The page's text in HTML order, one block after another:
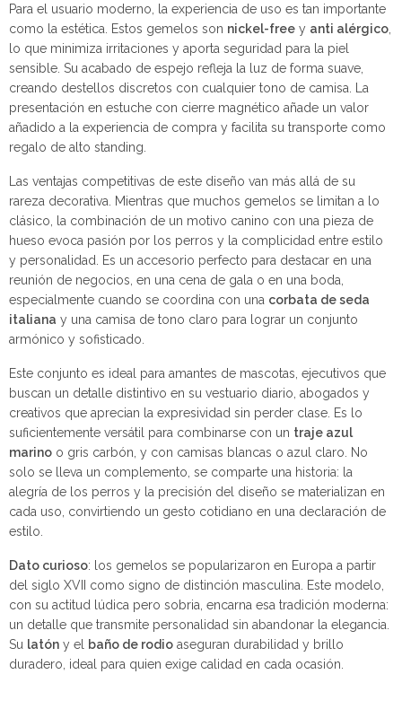
Para el usuario moderno, la experiencia de uso es tan importante
como la estética. Estos gemelos son nickel-free y anti alérgico
lo que minimiza irritaciones y aporta seguridad para la piel
sensible. Su acabado de espejo refleja la luz de forma suave,
creando destellos discretos con cualquier tono de camisa. La
presentación en estuche con cierre magnético añade un valor
añadido a la experiencia de compra y facilita su transporte como
regalo de alto standing.
Las ventajas competitivas de este diseño van más allá de su
rareza decorativa. Mientras que muchos gemelos se limitan a lo
clásico, la combinación de un motivo canino con una pieza de
hueso evoca pasión por los perros y la complicidad entre estilo
y personalidad. Es un accesorio perfecto para destacar en una
reunión de negocios, en una cena de gala o en una boda,
especialmente cuando se coordina con una corbata de seda
italiana y una camisa de tono claro para lograr un conjunto
armónico y sofisticado.
Este conjunto es ideal para amantes de mascotas, ejecutivos que
buscan un detalle distintivo en su vestuario diario, abogados y
creativos que aprecian la expresividad sin perder clase. Es lo
suficientemente versátil para combinarse con un traje azul
marino o gris carbón, y con camisas blancas o azul claro. No
solo se lleva un complemento, se comparte una historia: la
alegría de los perros y la precisión del diseño se materializan en
cada uso, convirtiendo un gesto cotidiano en una declaración de
estilo.
Dato curioso: los gemelos se popularizaron en Europa a partir
del siglo XVII como signo de distinción masculina. Este modelo,
con su actitud lúdica pero sobria, encarna esa tradición moderna:
un detalle que transmite personalidad sin abandonar la elegancia.
Su latón y el baño de rodio aseguran durabilidad y brillo
duradero, ideal para quien exige calidad en cada ocasión.